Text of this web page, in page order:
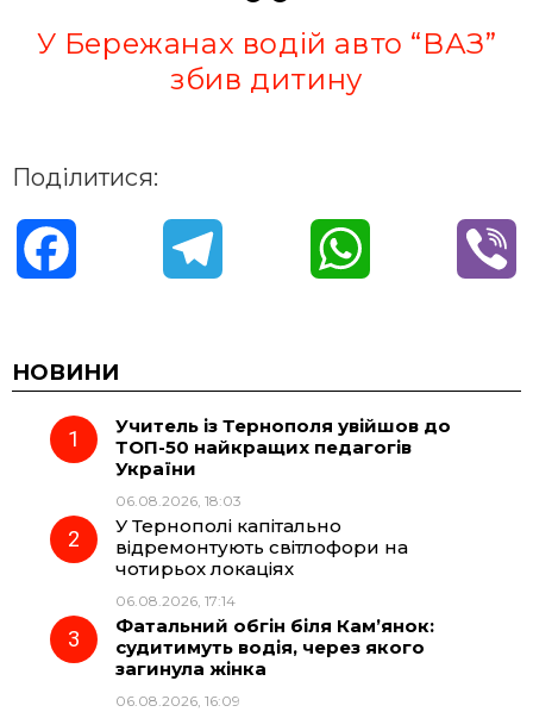
У Бережанах водій авто “ВАЗ”
збив дитину
Поділитися:
c
e
o
k
e
r
a
m
t
A
НОВИНИ
Учитель із Тернополя увійшов до
ТОП-50 найкращих педагогів
України
06.08.2026, 18:03
У Тернополі капітально
відремонтують світлофори на
чотирьох локаціях
06.08.2026, 17:14
Фатальний обгін біля Кам’янок:
судитимуть водія, через якого
загинула жінка
06.08.2026, 16:09